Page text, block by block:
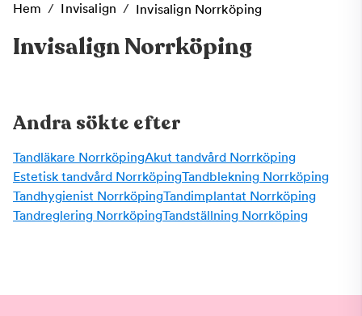
Hem / Invisalign / Invisalign Norrköping
Invisalign Norrköping
Andra sökte efter
Tandläkare NorrköpingAkut tandvård Norrköping
Estetisk tandvård NorrköpingTandblekning Norrköping
Tandhygienist NorrköpingTandimplantat Norrköping
Tandreglering NorrköpingTandställning Norrköping